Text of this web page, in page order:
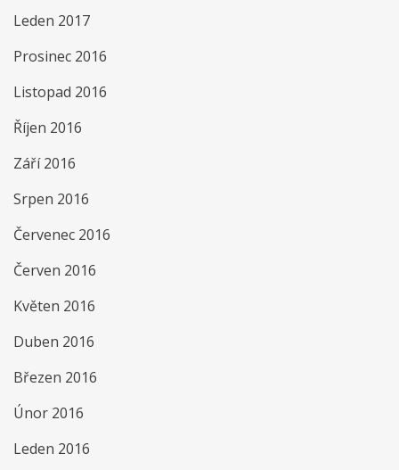
Leden 2017
Prosinec 2016
Listopad 2016
Říjen 2016
Září 2016
Srpen 2016
Červenec 2016
Červen 2016
Květen 2016
Duben 2016
Březen 2016
Únor 2016
Leden 2016